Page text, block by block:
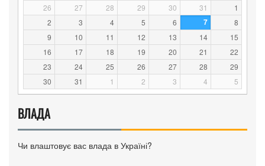
26 27 28 29 30 31
1
2
3 4 5 6 7
8
9
10 11 12 13 14
15
16
17 18 19 20 21
22
23
24 25 26 27 28
29
30
31 1 2 3 4 5
ВЛАДА
Чи влаштовує вас влада в Україні?